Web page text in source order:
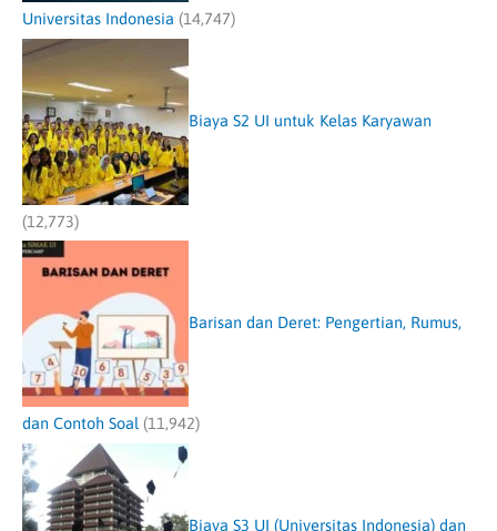
Universitas Indonesia (14,747)
Biaya S2 UI untuk Kelas Karyawan
(12,773)
Barisan dan Deret: Pengertian, Rumus,
dan Contoh Soal (11,942)
Biaya S3 UI (Universitas Indonesia) dan